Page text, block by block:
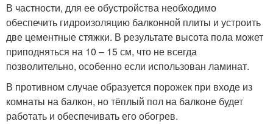
В частности, для ее обустройства необходимо
обеспечить гидроизоляцию балконной плиты и устроить
две цементные стяжки. В результате высота пола может
приподняться на 10 – 15 см, что не всегда
позволительно, особенно если использован ламинат.
В противном случае образуется порожек при входе из
комнаты на балкон, но тёплый пол на балконе будет
работать и обеспечивать его обогрев.